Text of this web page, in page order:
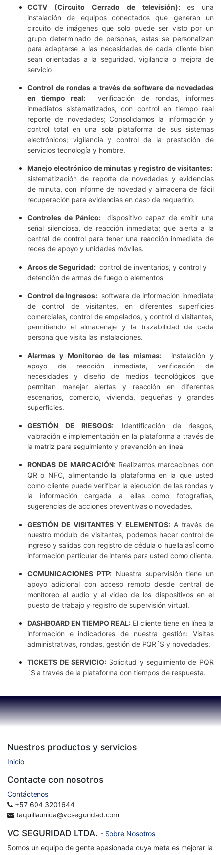
CCTV (Circuito Cerrado de televisión): es una
instalación de equipos conectados que generan un
circuito de imágenes que solo puede ser visto por un
grupo determinado de personas, estas se personalizan
para adaptarse a las necesidades de cada cliente bien
sean orientadas a la seguridad, vigilancia o mejora de
servicio
Control de rondas a través de software de novedades
en tiempo real:
verificación de rondas, informes
inmediatos sistematizados, con control en tiempo real
reporte de novedades; Consolidamos la información y
control total en una sola plataforma de sus sistemas
electrónicos; vigilancia y control de la prestación de
servicios tecnología y hombre.
Manejo electrónico de minutas y registro de visitantes:
sistematización de reporte de novedades y evidencias
de minuta, con informe de novedad y almacena de fácil
recuperación para evidencias en caso de requerirlo.
Controles de Pánico:
dispositivo capaz de emitir una
señal silenciosa, de reacción inmediata; que alerta a la
central de control para tener una reacción inmediata de
redes de apoyo y unidades móviles.
Arcos de Seguridad: control de inventarios, y control y
detención de armas de fuego o elementos
Control de Ingresos: software de información inmediata
de control de visitantes, en diferentes superficies
comerciales, control de empelados, y control d visitantes,
permitiendo el almacenaje y la trazabilidad de cada
persona que visita las instalaciones.
Alarmas y Monitoreo de las mismas:
instalación y
apoyo de reacción inmediata, verificación de
necesidades y diseño de medios tecnológicos que
permitan manejar alertas y reacción en diferentes
escenarios, comercio, vivienda, pequeñas y grandes
superficies.
GESTIÓN DE RIESGOS: Identificación de riesgos,
valoración e implementación en la plataforma a través de
la matriz para seguimiento y prevención en línea.
RONDAS DE MARCACIÓN:Realizamos marcaciones con
QR o NFC, alimentando la plataforma en la que usted
como cliente puede verificar la ejecución de las rondas y
la información cargada a ellas como fotografías,
sugerencias de acciones preventivas o novedades.
GESTIÓN DE VISITANTES Y ELEMENTOS:A través de
nuestro módulo de visitantes, podemos hacer control de
ingreso y salidas con registro de cédula o huella así como
información particular de interés para usted como cliente.
COMUNICACIONES PTP: Nuestra supervisión tiene un
apoyo adicional con acceso remoto desde central de
monitoreo al audio y al video de los dispositivos en el
puesto de trabajo y registro de supervisión virtual.
DASHBOARD EN TIEMPO REAL:El cliente tiene en línea la
información e indicadores de nuestra gestión: Visitas
administrativas, rondas, gestión de PQR´S y novedades.
TICKETS DE SERVICIO: Solicitud y seguimiento de PQR
´S a través de la plataforma con tiempos de respuesta.
Nuestros productos y servicios
Inicio
Contacte con nosotros
Contáctenos
+57 604 3201644
taquillaunica@vcseguridad.com
VC SEGURIDAD LTDA. - Sobre Nosotros
Somos un equipo de gente apasionada cuya meta es mejorar la